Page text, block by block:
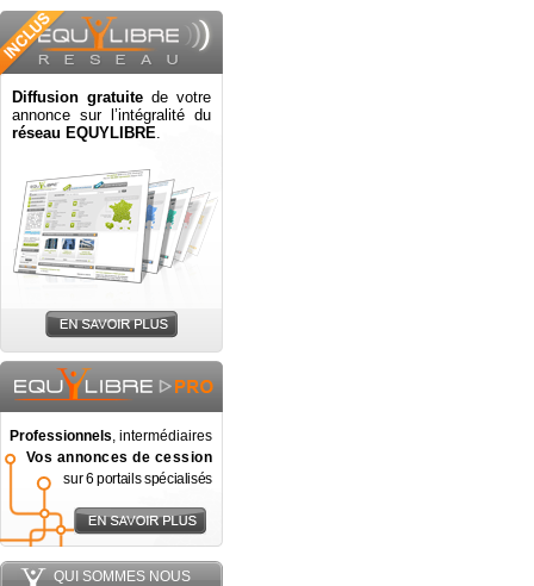
Diffusion gratuite de votre
annonce sur l’intégralité du
réseau EQUYLIBRE.
Professionnels, intermédiaires
Vos annonces de cession
sur 6 portails spécialisés
QUI SOMMES NOUS